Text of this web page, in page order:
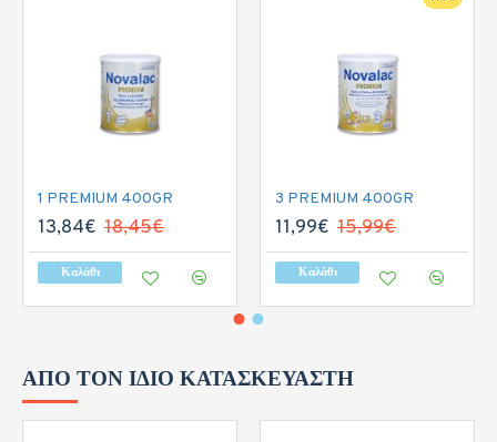
1 PREMIUM 400GR
13,84€ 18,45€
Καλάθι
3 PREMIUM 400GR
11,99€ 15,99€
Καλάθι
ΑΠΌ ΤΟΝ ΊΔΙΟ ΚΑΤΑΣΚΕΥΑΣΤΉ